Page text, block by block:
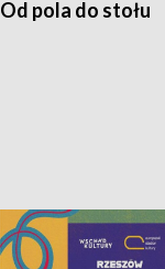
Od pola do stołu